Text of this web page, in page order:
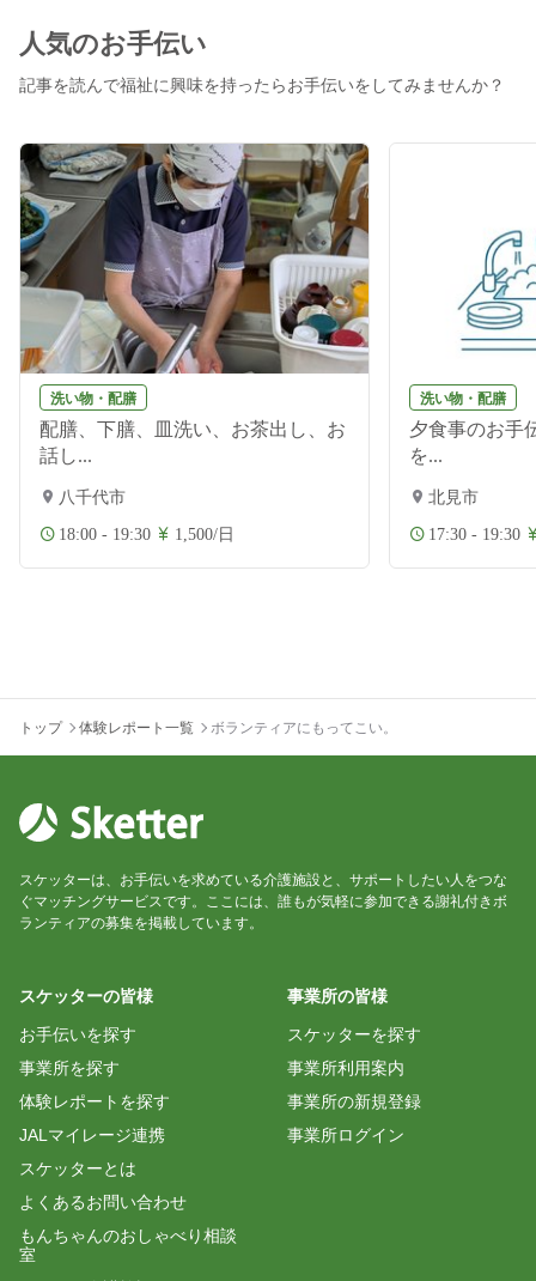
人気のお手伝い
記事を読んで福祉に興味を持ったらお手伝いをしてみませんか？
洗い物・配膳
配膳、下膳、皿洗い、お茶出し、お
話し...
八千代市
18:00 - 19:30 1,500/日
洗い物・配膳
夕食事のお手
を...
北見市
17:30 - 19:30
トップ 体験レポート一覧 ボランティアにもってこい。
スケッターは、お手伝いを求めている介護施設と、サポートしたい人をつな
ぐマッチングサービスです。ここには、誰もが気軽に参加できる謝礼付きボ
ランティアの募集を掲載しています。
スケッターの皆様
お手伝いを探す
事業所を探す
体験レポートを探す
JALマイレージ連携
スケッターとは
よくあるお問い合わせ
もんちゃんのおしゃべり相談
室
事業所の皆様
スケッターを探す
事業所利用案内
事業所の新規登録
事業所ログイン